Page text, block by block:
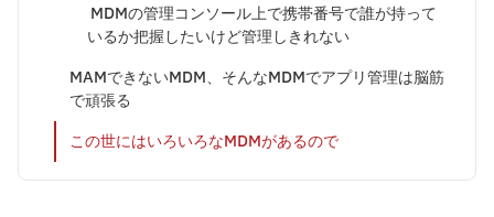
MDMの管理コンソール上で携帯番号で誰が持って
いるか把握したいけど管理しきれない
MAMできないMDM、そんなMDMでアプリ管理は脳筋
で頑張る
この世にはいろいろなMDMがあるので